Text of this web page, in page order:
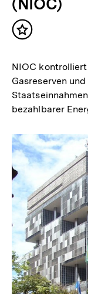
(NIOC)
Inhalt
NIOC
Gasreserven
bezahlbarer